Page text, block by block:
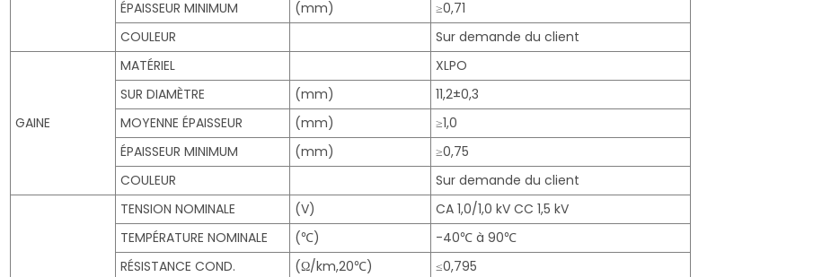
ÉPAISSEUR MINIMUM
(mm)
≥0,71
COULEUR
Sur demande du client
GAINE
MATÉRIEL
XLPO
SUR DIAMÈTRE
(mm)
11,2±0,3
MOYENNE ÉPAISSEUR
(mm)
≥1,0
ÉPAISSEUR MINIMUM
(mm)
≥0,75
COULEUR
Sur demande du client
TENSION NOMINALE (V)
CA 1,0/1,0 kV CC 1,5 kV
TEMPÉRATURE NOMINALE
(℃)
-40℃ à 90℃
RÉSISTANCE COND.
(Ω/km,20℃)
≤0,795